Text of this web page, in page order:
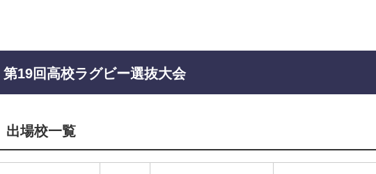
第19回高校ラグビー選抜大会
出場校一覧